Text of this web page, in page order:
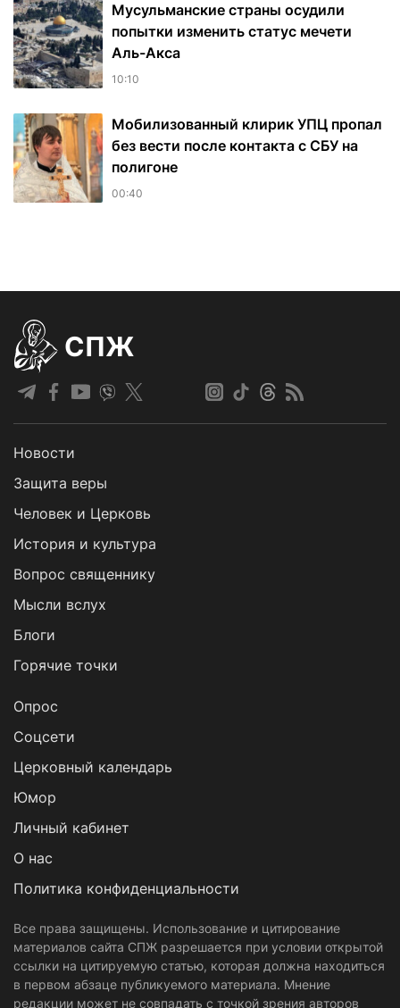
Мусульманские страны осудили
попытки изменить статус мечети
Аль-Акса
10:10
Мобилизованный клирик УПЦ пропал
без вести после контакта с СБУ на
полигоне
00:40
СПЖ
Новости
Защита веры
Человек и Церковь
История и культура
Вопрос священнику
Мысли вслух
Блоги
Горячие точки
Опрос
Cоцсети
Церковный календарь
Юмор
Личный кабинет
О нас
Политика конфиденциальности
Все права защищены. Использование и цитирование
материалов сайта СПЖ разрешается при условии открытой
ссылки на цитируемую статью, которая должна находиться
в первом абзаце публикуемого материала. Мнение
редакции может не совпадать с точкой зрения авторов